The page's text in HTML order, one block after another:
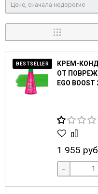
Цене, сначала недорогие
BESTSELLER
КРЕМ-
ОТ
EGO
1 955
-